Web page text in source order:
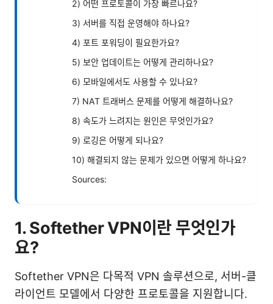
2) 어떤 프로토콜이 가장 빠르나요?
3) 서버를 직접 운영해야 하나요?
4) 포트 포워딩이 필요한가요?
5) 보안 업데이트는 어떻게 관리하나요?
6) 모바일에서도 사용할 수 있나요?
7) NAT 트래버스 문제를 어떻게 해결하나요?
8) 속도가 느려지는 원인은 무엇인가요?
9) 로깅은 어떻게 되나요?
10) 해결되지 않는 문제가 있으면 어떻게 하나요?
Sources:
1. Softether VPN이란 무엇인가
요?
Softether VPN은 다목적 VPN 솔루션으로, 서버-클
라이언트 모델에서 다양한 프로토콜을 지원합니다.